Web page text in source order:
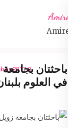
content
Enter)
Amireta
Amireta
9 October 2017 باحثتان
في العلوم